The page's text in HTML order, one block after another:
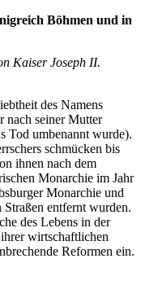
Böhmen und in
Kaiser Joseph II.
des Namens
nach seiner Mutter
Tod umbenannt wurde).
schmücken bis
ihnen nach dem
Monarchie im Jahr
Monarchie und
Straßen entfernt wurden.
des Lebens in der
wirtschaftlichen
Reformen ein.